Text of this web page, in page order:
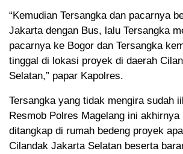
“Kemudian Tersangka dan pacarnya
Jakarta dengan Bus, lalu Tersangka
pacarnya ke Bogor dan Tersangka
tinggal di lokasi proyek di daerah
Selatan,” papar Kapolres.
Tersangka yang tidak mengira sudah
Resmob Polres Magelang ini akhirnya
ditangkap di rumah bedeng proyek
Cilandak Jakarta Selatan beserta